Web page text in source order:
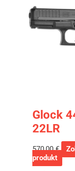
Glock
22LR
570,00€
produkt